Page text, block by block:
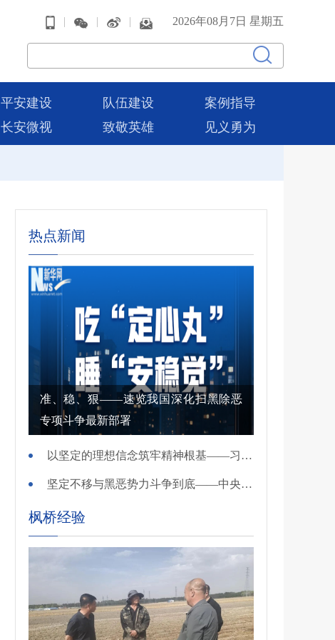
| | | 2026年08月7日 星期五
平安建设 队伍建设
案例指导
长安微视 致敬英雄 见义勇为
热点新闻
准、稳、狠——速览我国深化扫黑除恶
专项斗争最新部署
以坚定的理想信念筑牢精神根基——习近平党建思想理论品格系列述评之一
坚定不移与黑恶势力斗争到底——中央政法委负责同志就开展深化扫黑除恶专项斗争有关问题答记者问
枫桥经验